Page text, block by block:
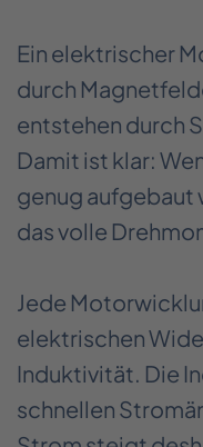
Ein elektrischer
durch
entstehen durch
Damit ist klar:
genug aufgebaut
das volle
Jede
elektrischen
Induktivität. Die
schnellen